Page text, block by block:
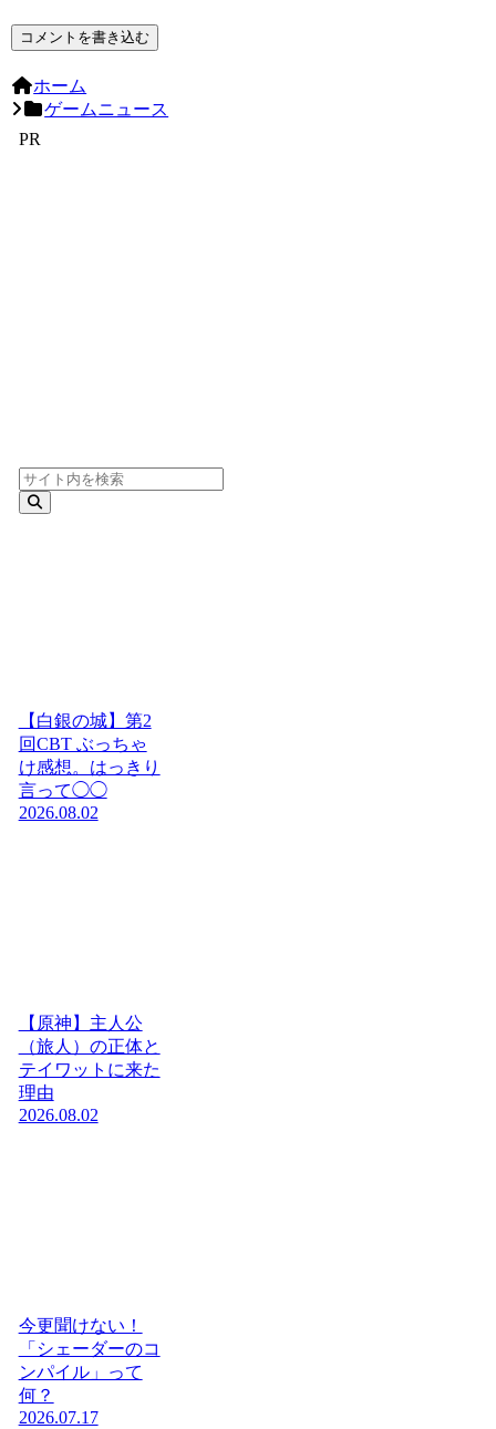
コメントを書き込む
ホーム
ゲームニュース
PR
【白銀の城】第2
回CBT ぶっちゃ
け感想。はっきり
言って◯◯
2026.08.02
【原神】主人公
（旅人）の正体と
テイワットに来た
理由
2026.08.02
今更聞けない！
「シェーダーのコ
ンパイル」って
何？
2026.07.17